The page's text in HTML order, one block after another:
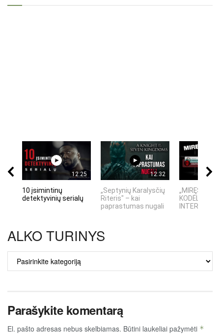
12:25
10 įsimintinų
detektyvinių serialų
12:32
„Septynių Karalysčių
Riteris" – kai
paprastumas nugali
„MIRĘS
KODĖL
INTERNETO
ALKO TURINYS
TURINYS
Parašykite komentarą
El. pašto adresas nebus skelbiamas. Būtini laukeliai pažymėti *